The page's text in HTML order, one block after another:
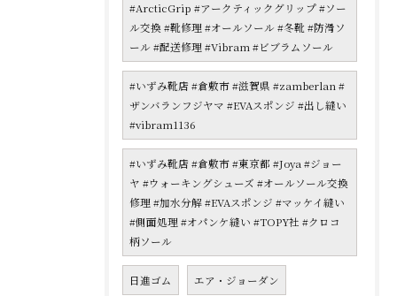
#ArcticGrip #アークティックグリップ #ソー
ル交換 #靴修理 #オールソール #冬靴 #防滑ソ
ール #配送修理 #Vibram #ビブラムソール
#いずみ靴店 #倉敷市 #滋賀県 #zamberlan #
ザンバランフジヤマ #EVAスポンジ #出し縫い
#vibram1136
#いずみ靴店 #倉敷市 #東京都 #Joya #ジョー
ヤ #ウォーキングシューズ #オールソール交換
修理 #加水分解 #EVAスポンジ #マッケイ縫い
#側面処理 #オパンケ縫い #TOPY社 #クロコ
柄ソール
日進ゴム エア・ジョーダン